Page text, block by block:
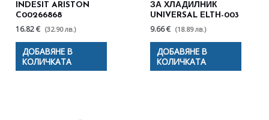
INDESIT ARISTON
C00266868
16.82 € (32.90 лв.)
ДОБАВЯНЕ В
КОЛИЧКАТА
ЗА ХЛАДИЛНИК
UNIVERSAL ELTH-003
9.66 € (18.89 лв.)
ДОБАВЯНЕ В
КОЛИЧКАТА